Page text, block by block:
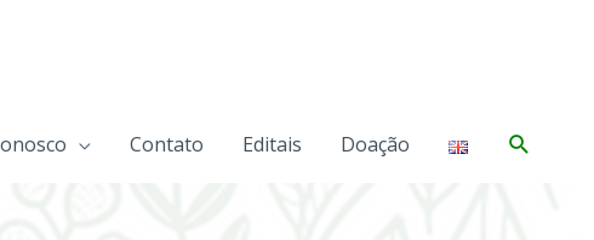
Contato Editais Doação